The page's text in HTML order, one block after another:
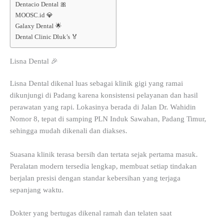
Dentacio Dental 🎀
MOOSC.id 💎
Galaxy Dental 🌟
Dental Clinic Dluk’s 🏅
Lisna Dental 🎉
Lisna Dental dikenal luas sebagai klinik gigi yang ramai
dikunjungi di Padang karena konsistensi pelayanan dan hasil
perawatan yang rapi. Lokasinya berada di Jalan Dr. Wahidin
Nomor 8, tepat di samping PLN Induk Sawahan, Padang Timur,
sehingga mudah dikenali dan diakses.
Suasana klinik terasa bersih dan tertata sejak pertama masuk.
Peralatan modern tersedia lengkap, membuat setiap tindakan
berjalan presisi dengan standar kebersihan yang terjaga
sepanjang waktu.
Dokter yang bertugas dikenal ramah dan telaten saat